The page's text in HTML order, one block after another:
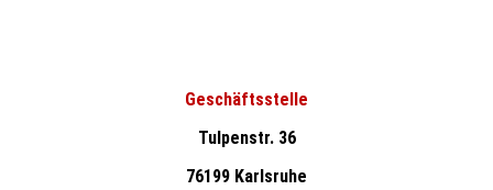
Geschäftsstelle
Tulpenstr. 36
76199 Karlsruhe